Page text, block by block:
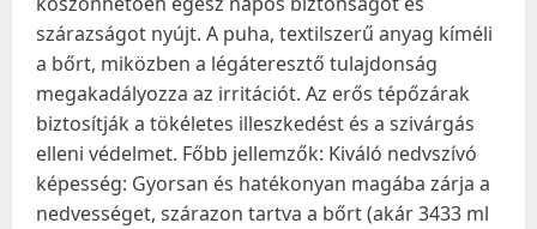
szárazságot nyújt. A puha, textilszerű anyag kíméli
a bőrt, miközben a légáteresztő tulajdonság
megakadályozza az irritációt. Az erős tépőzárak
biztosítják a tökéletes illeszkedést és a szivárgás
elleni védelmet. Főbb jellemzők: Kiváló nedvszívó
képesség: Gyorsan és hatékonyan magába zárja a
nedvességet, szárazon tartva a bőrt (akár 3433 ml